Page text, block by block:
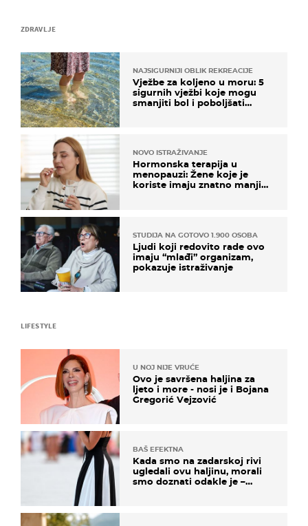
ZDRAVLJE
NAJSIGURNIJI OBLIK REKREACIJE
Vježbe za koljeno u moru: 5
sigurnih vježbi koje mogu
smanjiti bol i poboljšati
NOVO ISTRAŽIVANJE
Hormonska terapija u
menopauzi: Žene koje je
koriste imaju znatno manji
STUDIJA NA GOTOVO 1.900 OSOBA
Ljudi koji redovito rade ovo
imaju “mlađi” organizam,
pokazuje istraživanje
LIFESTYLE
U NOJ NIJE VRUĆE
Ovo je savršena haljina za
ljeto i more - nosi je i Bojana
Gregorić Vejzović
BAŠ EFEKTNA
Kada smo na zadarskoj rivi
ugledali ovu haljinu, morali
smo doznati odakle je –